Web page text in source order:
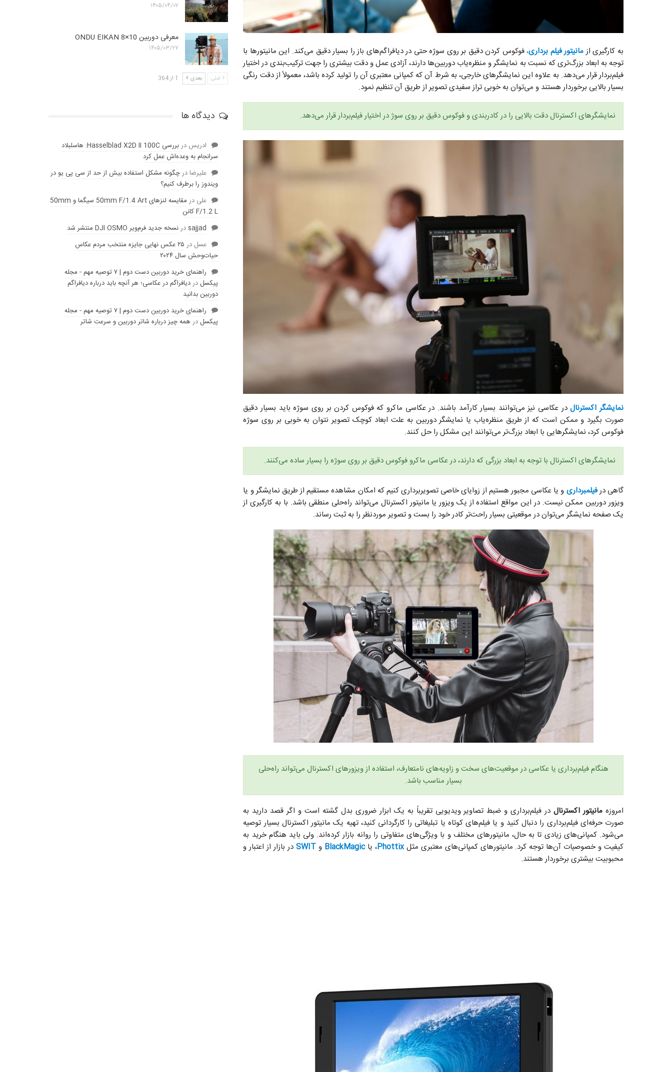
به کارگیری از مانیتور‌ فیلم‌ برداری،فوکوس کردن دقیق بر روی سوژه حتی در دیافراگم‌های باز را بسیار دقیق می‌کند. این مانیتورها با
توجه به ابعاد بزرگ‌تری که نسبت به نمایشگر‌ و منظره‌یاب دوربین‌ها دارند، آزادی عمل و دقت بیشتری را جهت ترکیب‌بندی در اختیار
فیلم‌بردار قرار می‌دهد. به علاوه این نمایشگرهای خارجی، به شرط آن که کمپانی معتبری آن‌ را تولید کرده باشد، معمولاً از دقت رنگی
بسیار بالایی برخوردار هستند و می‌توان به خوبی تراز سفیدی تصویر از طریق آن تنظیم نمود.
نمایشگر‌های اکسترنال دقت بالایی را در کادربندی و فوکوس دقیق بر روی سوژ در اختیار فیلم‌بردار قرار می‌دهد.
نمایشگر‌ اکسترنالدر عکاسی نیز می‌توانند بسیار کارآمد باشند. در عکاسی ماکرو که فوکوس کردن بر روی سوژه باید بسیار دقیق
صورت بگیرد و ممکن است که از طریق منظره‌یاب یا نمایشگر دوربین به علت ابعاد کوچک تصویر نتوان به خوبی بر روی سوژه
فوکوس کرد، نمایشگر‌هایی با ابعاد بزرگ‌تر می‌توانند این مشکل را حل کنند.
نمایشگر‌های اکسترنال با توجه به ابعاد بزرگی که دارند، در عکاسی ماکرو فوکوس دقیق بر روی سوژه را بسیار ساده می‌کنند.
گاهی درفیلمبرداری و یا عکاسی مجبور هستیم از زوایای خاصی تصویربرداری کنیم که امکان مشاهده مستقیم از طریق نمایشگر و یا
ویزور دوربین ممکن نیست. در این مواقع استفاده از یک ویزور یا مانیتور اکسترنال می‌تواند راه‌حلی منطقی باشد. با به کارگیری از
یک صفحه نمایشگر می‌توان در موقعیتی‌ بسیار راحت‌تر کادر خود را بست و تصویر موردنظر را به ثبت رساند.
هنگام فیلم‌برداری یا عکاسی در موقعیت‌های سخت و زاویه‌های نامتعارف، استفاده از ویزور‌های اکسترنال می‌تواند راه‌حلی
بسیار مناسب باشد.
امروزه مانیتور‌ اکسترنالدر فیلم‌برداری و ضبط تصاویر ویديویی تقریباً به یک ابزار ضروری بدل گشته است و اگر قصد دارید به
صورت حرفه‌ای فیلم‌برداری را دنبال کنید و یا فیلم‌های کوتاه یا تبلیغاتی را کارگردانی کنید، تهیه یک مانیتور‌ اکسترنال بسیار توصیه
می‌شود. کمپانی‌های زیادی تا به حال، مانیتور‌های مختلف و با ویژگی‌های متفاوتی‌ را روانه بازار کرده‌اند. ولی باید هنگام خرید به
کیفیت و خصوصیات آن‌ها توجه کرد. مانیتور‌های کمپانی‌های معتبری مثلPhottix، یاBlackMagic و SWIT در بازار از اعتبار و
محبوبیت بیشتری برخوردار هستند.
۱۴۰۵/۰۴/۰۷
معرفی دوربین ONDU EIKAN 8×10
۱۴۰۵/۰۳/۲۷
قبلی بعدی 1 از 364
دیدگاه ها
ادریس در
بررسی Hasselblad X2D II 100C: هاسلبلاد
سرانجام به وعده‌‌اش عمل کرد
عليرضادرچگونه مشکل استفاده بیش از حد از سی پی یو در
ویندوز را برطرف کنیم؟
علی در
مقایسه لنز‌های 50mm F/1.4 Art سیگما و 50mm
F/1.2 L کانن
sajjadدرنسخه جدید فرم‌ویر DJI OSMO منتشر شد
عسل در
۲۵ عکس نهایی جایزه منتخب مردم عکاس
حیات‌وحش سال ۲۰۲۴
راهنمای خرید دوربین دست دوم | ۷ توصیه مهم - مجله
پیکسلدردیافراگم در عکاسی؛ هر آنچه باید درباره دیافراگم
دوربین بدانید
راهنمای خرید دوربین دست دوم | ۷ توصیه مهم - مجله
پیکسلدر همه چیز درباره شاتر دوربین و سرعت شاتر